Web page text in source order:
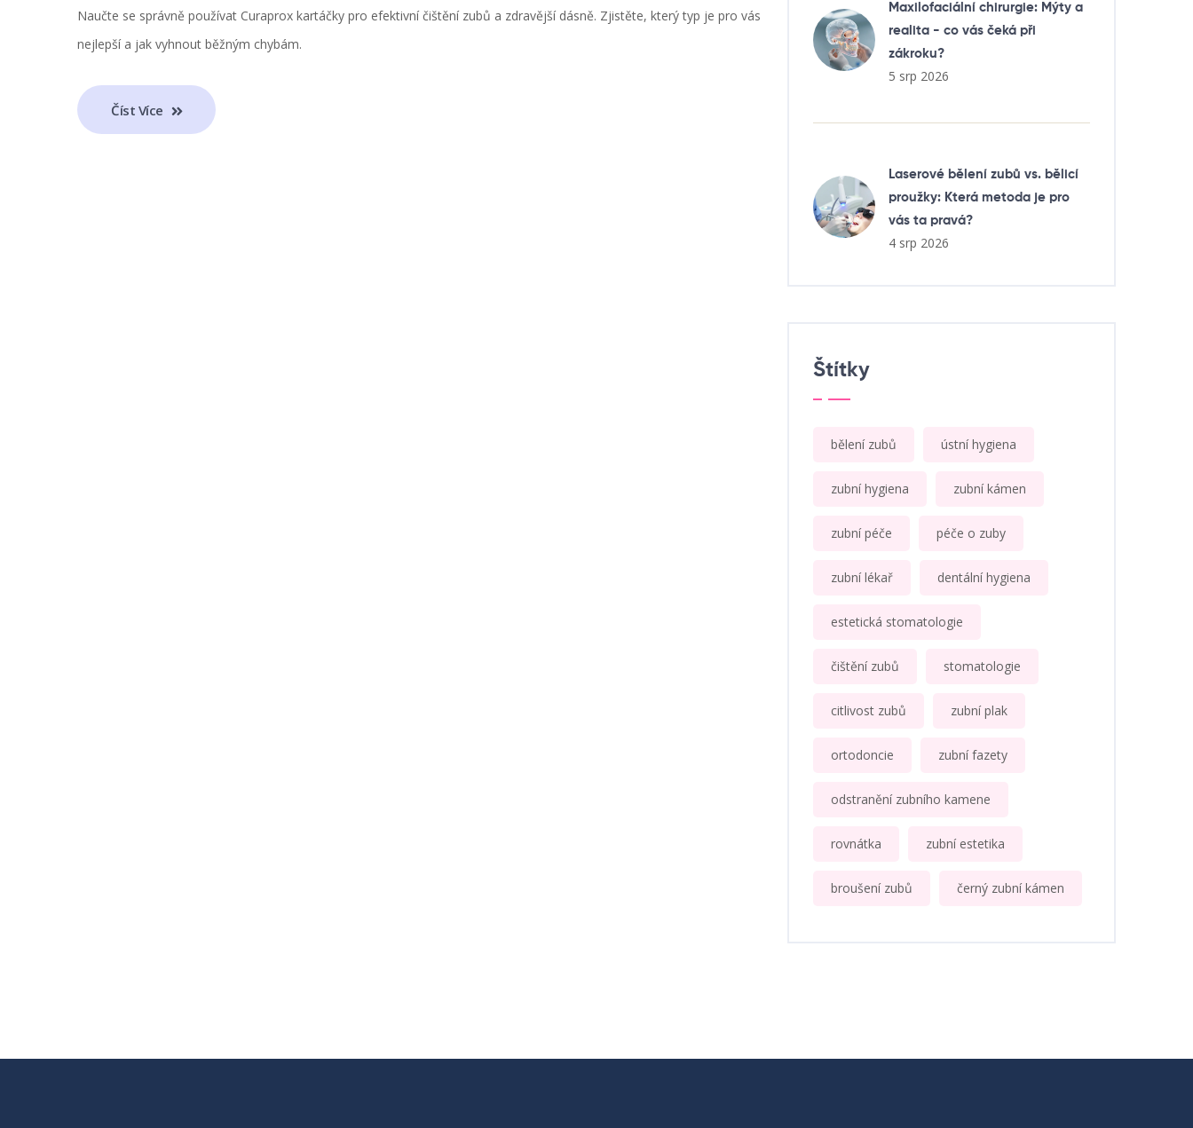
Naučte se správně používat Curaprox kartáčky pro efektivní čištění zubů a zdravější dásně. Zjistěte, který typ je pro vás
nejlepší a jak vyhnout běžným chybám.
Číst Více
Maxilofaciální chirurgie: Mýty a
realita - co vás čeká při
zákroku?
5 srp 2026
Laserové bělení zubů vs. bělicí
proužky: Která metoda je pro
vás ta pravá?
4 srp 2026
Štítky
bělení zubů ústní hygiena
zubní hygiena zubní kámen
zubní péče péče o zuby
zubní lékař dentální hygiena
estetická stomatologie
čištění zubů stomatologie
citlivost zubů zubní plak
ortodoncie zubní fazety
odstranění zubního kamene
rovnátka zubní estetika
broušení zubů černý zubní kámen